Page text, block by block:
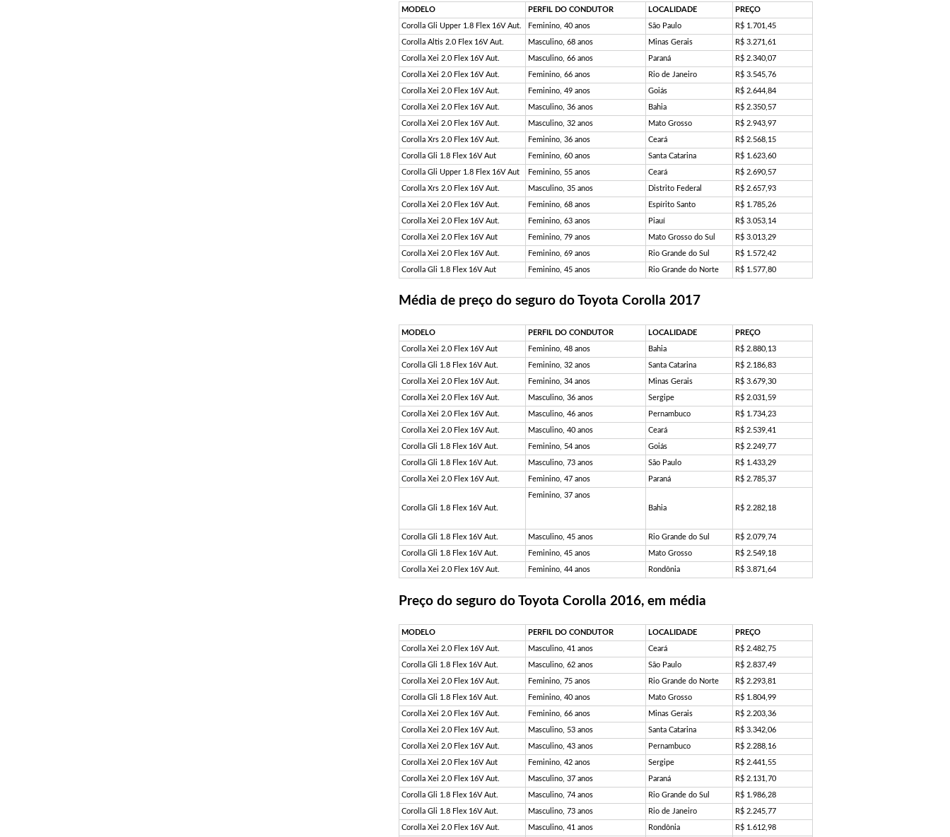
MODELO PERFIL DO CONDUTOR LOCALIDADE PREÇO
Corolla Gli Upper 1.8 Flex 16V Aut. Feminino, 40 anos São Paulo R$ 1.701,45
Corolla Altis 2.0 Flex 16V Aut. Masculino, 68 anos Minas Gerais R$ 3.271,61
Corolla Xei 2.0 Flex 16V Aut. Masculino, 66 anos Paraná R$ 2.340,07
Corolla Xei 2.0 Flex 16V Aut. Feminino, 66 anos Rio de Janeiro R$ 3.545,76
Corolla Xei 2.0 Flex 16V Aut. Feminino, 49 anos Goiás R$ 2.644,84
Corolla Xei 2.0 Flex 16V Aut. Masculino, 36 anos Bahia R$ 2.350,57
Corolla Xei 2.0 Flex 16V Aut. Masculino, 32 anos Mato Grosso R$ 2.943,97
Corolla Xrs 2.0 Flex 16V Aut. Feminino, 36 anos Ceará R$ 2.568,15
Corolla Gli 1.8 Flex 16V Aut Feminino, 60 anos Santa Catarina R$ 1.623,60
Corolla Gli Upper 1.8 Flex 16V Aut Feminino, 55 anos Ceará R$ 2.690,57
Corolla Xrs 2.0 Flex 16V Aut. Masculino, 35 anos Distrito Federal R$ 2.657,93
Corolla Xei 2.0 Flex 16V Aut. Feminino, 68 anos Espírito Santo R$ 1.785,26
Corolla Xei 2.0 Flex 16V Aut. Feminino, 63 anos Piauí R$ 3.053,14
Corolla Xei 2.0 Flex 16V Aut Feminino, 79 anos Mato Grosso do Sul R$ 3.013,29
Corolla Xei 2.0 Flex 16V Aut. Feminino, 69 anos Rio Grande do Sul R$ 1.572,42
Corolla Gli 1.8 Flex 16V Aut Feminino, 45 anos Rio Grande do Norte R$ 1.577,80
Média de preço do seguro do Toyota Corolla 2017
MODELO PERFIL DO CONDUTOR LOCALIDADE PREÇO
Corolla Xei 2.0 Flex 16V Aut Feminino, 48 anos Bahia R$ 2.880,13
Corolla Gli 1.8 Flex 16V Aut. Feminino, 32 anos Santa Catarina R$ 2.186,83
Corolla Xei 2.0 Flex 16V Aut. Feminino, 34 anos Minas Gerais R$ 3.679,30
Corolla Xei 2.0 Flex 16V Aut. Masculino, 36 anos Sergipe R$ 2.031,59
Corolla Xei 2.0 Flex 16V Aut. Masculino, 46 anos Pernambuco R$ 1.734,23
Corolla Xei 2.0 Flex 16V Aut. Masculino, 40 anos Ceará R$ 2.539,41
Corolla Gli 1.8 Flex 16V Aut. Feminino, 54 anos Goiás R$ 2.249,77
Corolla Gli 1.8 Flex 16V Aut. Masculino, 73 anos São Paulo R$ 1.433,29
Corolla Xei 2.0 Flex 16V Aut. Feminino, 47 anos Paraná R$ 2.785,37
Corolla Gli 1.8 Flex 16V Aut.
Feminino, 37 anos
Bahia
R$ 2.282,18
Corolla Gli 1.8 Flex 16V Aut. Masculino, 45 anos Rio Grande do Sul R$ 2.079,74
Corolla Gli 1.8 Flex 16V Aut. Feminino, 45 anos Mato Grosso R$ 2.549,18
Corolla Xei 2.0 Flex 16V Aut. Feminino, 44 anos Rondônia R$ 3.871,64
Preço do seguro do Toyota Corolla 2016, em média
MODELO PERFIL DO CONDUTOR LOCALIDADE PREÇO
Corolla Xei 2.0 Flex 16V Aut. Masculino, 41 anos Ceará R$ 2.482,75
Corolla Gli 1.8 Flex 16V Aut. Masculino, 62 anos São Paulo R$ 2.837,49
Corolla Xei 2.0 Flex 16V Aut. Feminino, 75 anos Rio Grande do Norte R$ 2.293,81
Corolla Gli 1.8 Flex 16V Aut. Feminino, 40 anos Mato Grosso R$ 1.804,99
Corolla Xei 2.0 Flex 16V Aut. Feminino, 66 anos Minas Gerais R$ 2.203,36
Corolla Xei 2.0 Flex 16V Aut. Masculino, 53 anos Santa Catarina R$ 3.342,06
Corolla Xei 2.0 Flex 16V Aut. Masculino, 43 anos Pernambuco R$ 2.288,16
Corolla Xei 2.0 Flex 16V Aut Feminino, 42 anos Sergipe R$ 2.441,55
Corolla Xei 2.0 Flex 16V Aut. Masculino, 37 anos Paraná R$ 2.131,70
Corolla Gli 1.8 Flex 16V Aut. Masculino, 74 anos Rio Grande do Sul R$ 1.986,28
Corolla Gli 1.8 Flex 16V Aut. Masculino, 73 anos Rio de Janeiro R$ 2.245,77
Corolla Xei 2.0 Flex 16V Aut. Masculino, 41 anos Rondônia R$ 1.612,98